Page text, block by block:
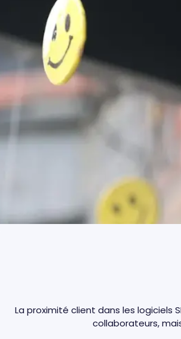
La proximité client dans les logiciels
collaborateurs,